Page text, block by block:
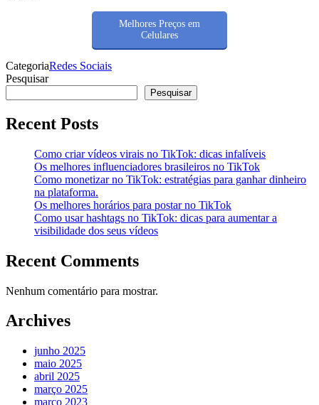
Melhores Preços em
Celulares
CategoriaRedes Sociais
Pesquisar
Pesquisar
Recent Posts
Como criar vídeos virais no TikTok: dicas infalíveis
Os melhores influenciadores brasileiros no TikTok
Como monetizar no TikTok: estratégias para ganhar dinheiro
na plataforma.
Os melhores horários para postar no TikTok
Como usar hashtags no TikTok: dicas para aumentar a
visibilidade dos seus vídeos
Recent Comments
Nenhum comentário para mostrar.
Archives
junho 2025
maio 2025
abril 2025
março 2025
março 2023